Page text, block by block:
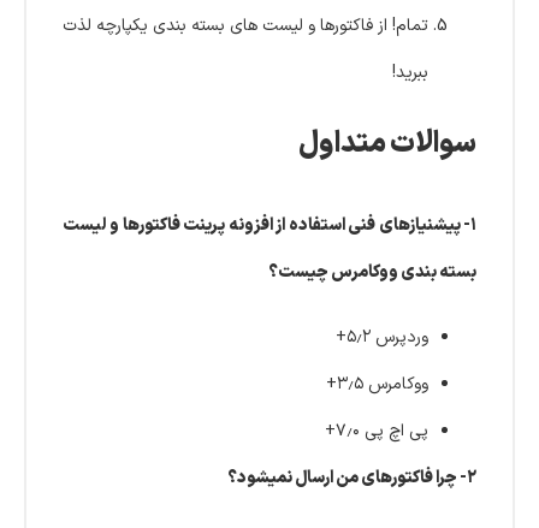
تمام! از فاکتورها و لیست های بسته بندی یکپارچه لذت
ببرید!
سوالات متداول
۱- پیشنیازهای فنی استفاده از افزونه پرینت فاکتورها و لیست
بسته بندی ووکامرس چیست؟
وردپرس ۵٫۲+
ووکامرس ۳٫۵+
پی اچ پی ۷٫۰+
۲- چرا فاکتورهای من ارسال نمیشود؟